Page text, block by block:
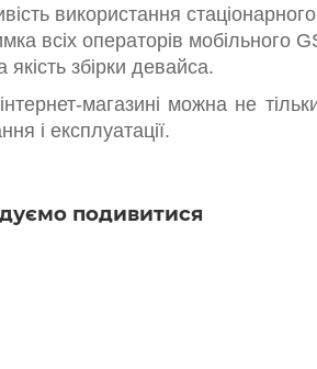
використання
всіх операторів мобільного
якість збірки девайса.
магазині можна не
і експлуатації.
подивитися